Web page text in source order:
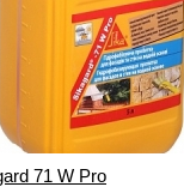
71 W Pro